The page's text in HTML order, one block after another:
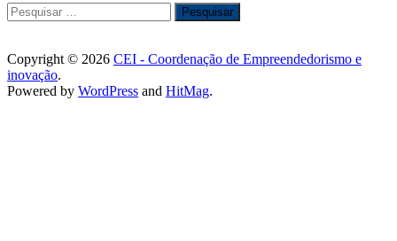
Pesquisar
por:
Copyright © 2026 CEI - Coordenação de Empreendedorismo e
inovação.
Powered by WordPress and HitMag.